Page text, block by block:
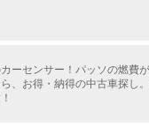
ーセンサー！パッソの燃費が
、お得・納得の中古車探し